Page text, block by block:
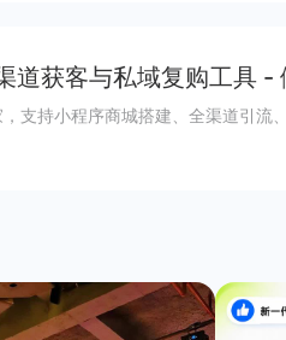
道获客与私域复购工具 -
支持小程序商城搭建、全渠道引